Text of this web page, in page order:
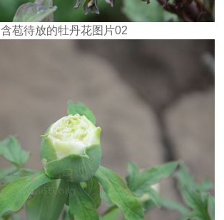
含苞待放的牡丹花图片02